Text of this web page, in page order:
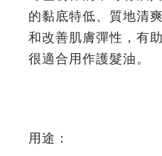
的黏底特低、質地清
和改善肌膚彈性，有
很適合用作護髮油。
用途：